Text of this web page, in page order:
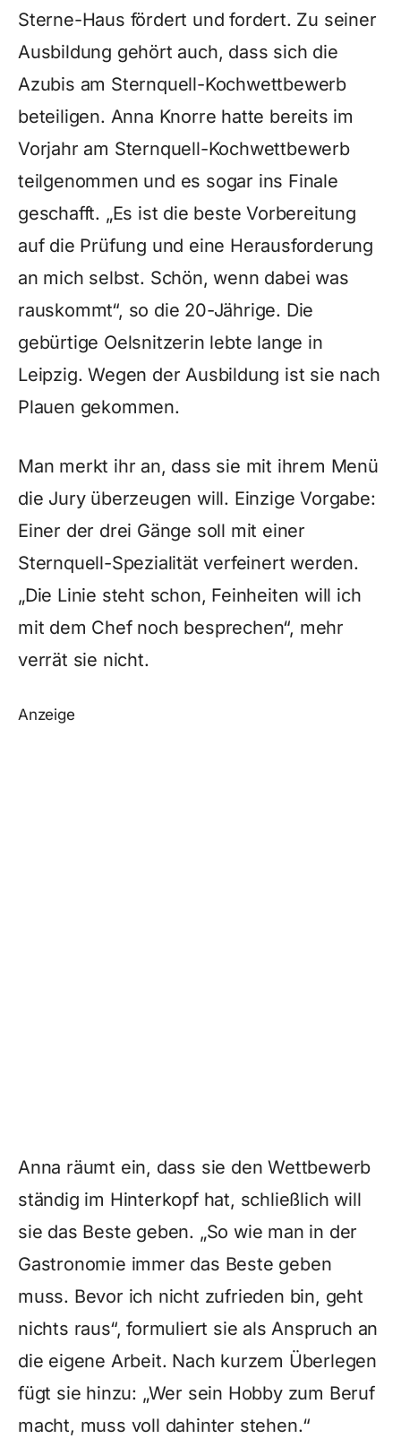
Sterne-Haus fördert und fordert. Zu seiner
Ausbildung gehört auch, dass sich die
Azubis am Sternquell-Kochwettbewerb
beteiligen. Anna Knorre hatte bereits im
Vorjahr am Sternquell-Kochwettbewerb
teilgenommen und es sogar ins Finale
geschafft. „Es ist die beste Vorbereitung
auf die Prüfung und eine Herausforderung
an mich selbst. Schön, wenn dabei was
rauskommt“, so die 20-Jährige. Die
gebürtige Oelsnitzerin lebte lange in
Leipzig. Wegen der Ausbildung ist sie nach
Plauen gekommen.
Man merkt ihr an, dass sie mit ihrem Menü
die Jury überzeugen will. Einzige Vorgabe:
Einer der drei Gänge soll mit einer
Sternquell-Spezialität verfeinert werden.
„Die Linie steht schon, Feinheiten will ich
mit dem Chef noch besprechen“, mehr
verrät sie nicht.
Anzeige
Anna räumt ein, dass sie den Wettbewerb
ständig im Hinterkopf hat, schließlich will
sie das Beste geben. „So wie man in der
Gastronomie immer das Beste geben
muss. Bevor ich nicht zufrieden bin, geht
nichts raus“, formuliert sie als Anspruch an
die eigene Arbeit. Nach kurzem Überlegen
fügt sie hinzu: „Wer sein Hobby zum Beruf
macht, muss voll dahinter stehen.“